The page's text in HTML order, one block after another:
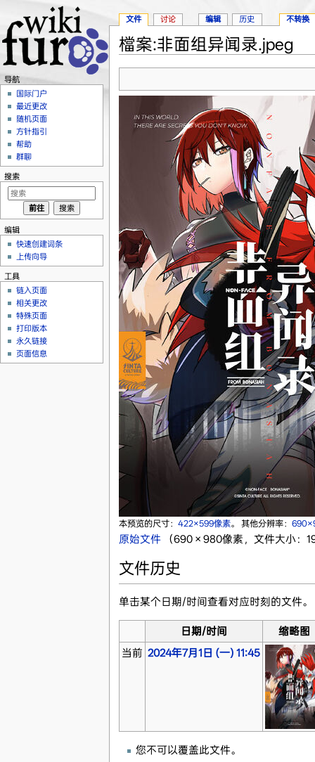
檔案:非面组异闻录.jpeg
本预览的尺寸： 422×599像素。 其他分辨率：
原始文件‎ （690 × 980像素，文件大小：
文件历史
单击某个日期/时间查看对应时刻的文件。
日期/时间
缩略图
当前 2024年7月1日 (一) 11:45
您不可以覆盖此文件。
文件 讨论 编辑 历史 不转换
导航
国际门户
最近更改
随机页面
方针指引
帮助
群聊
搜索
编辑
快速创建词条
上传向导
工具
链入页面
相关更改
特殊页面
打印版本
永久链接
页面信息